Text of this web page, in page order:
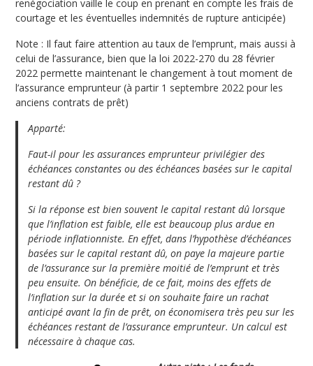
renégociation vaille le coup en prenant en compte les frais de
courtage et les éventuelles indemnités de rupture anticipée)
Note : Il faut faire attention au taux de l’emprunt, mais aussi à
celui de l’assurance, bien que la loi 2022-270 du 28 février
2022 permette maintenant le changement à tout moment de
l’assurance emprunteur (à partir 1 septembre 2022 pour les
anciens contrats de prêt)
Apparté:
Faut-il pour les assurances emprunteur privilégier des
échéances constantes ou des échéances basées sur le capital
restant dû ?
Si la réponse est bien souvent le capital restant dû lorsque
que l’inflation est faible, elle est beaucoup plus ardue en
période inflationniste. En effet, dans l’hypothèse d’échéances
basées sur le capital restant dû, on paye la majeure partie
de l’assurance sur la première moitié de l’emprunt et très
peu ensuite. On bénéficie, de ce fait, moins des effets de
l’inflation sur la durée et si on souhaite faire un rachat
anticipé avant la fin de prêt, on économisera très peu sur les
échéances restant de l’assurance emprunteur. Un calcul est
nécessaire à chaque cas.